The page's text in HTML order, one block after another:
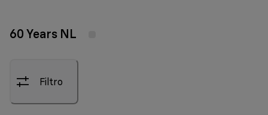
60 Years NL
Filtro